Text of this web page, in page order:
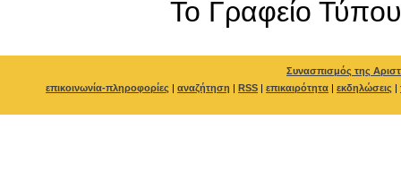
To Γραφείο Τύπου
Συνασπισμός της
επικοινωνία-πληροφορίες | αναζήτηση | RSS | επικαιρότητα | εκδηλώσεις |